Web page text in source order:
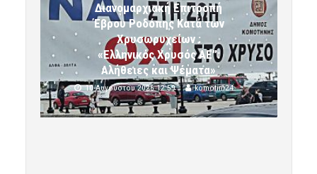
Διανομαρχιακή Επιτροπή
Έβρου Ροδόπης Κατά των
Χρυσωρυχείων :
«Ελληνικός Χρυσός ΑΕ”:
Αλήθειες και Ψέματα»
10 Αυγούστου 2026 12:59 komotini24